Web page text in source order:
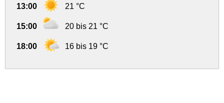
13:00 21 °C
15:00 20 bis 21 °C
18:00 16 bis 19 °C